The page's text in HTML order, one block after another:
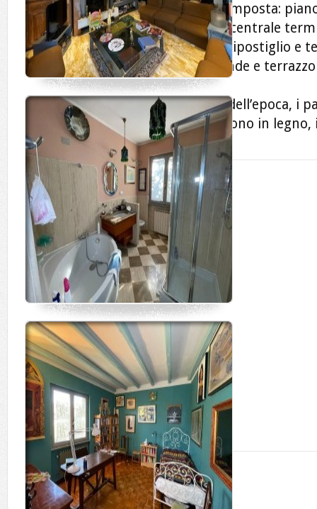
Si sviluppa su 3 livelli ed è così composta:
camino, cucina abitabile, bagno, centrale
piano primo, 5 camere, 2 bagni, ripostiglio e
studio, bagno, ripostiglio, 2 verande e terrazzo
Internamente presenta finiture dell’epoca, i
parquet, gli infissi e le persiane sono in
autonomo.